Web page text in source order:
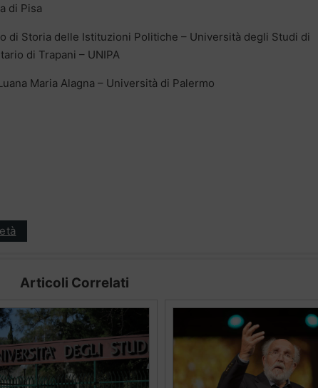
di Pisa
di Storia delle Istituzioni Politiche – Università degli Studi di
di Trapani – UNIPA
Maria Alagna – Università di Palermo
Articoli Correlati